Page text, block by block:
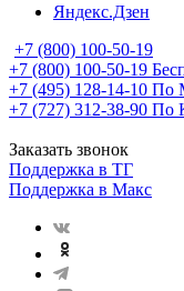
Яндекс.Дзен
+7 (800) 100-50-19
+7 (800) 100-50-19
+7 (495) 128-14-10 По
+7 (727) 312-38-90 По
Заказать звонок
Поддержка в ТГ
Поддержка в Макс